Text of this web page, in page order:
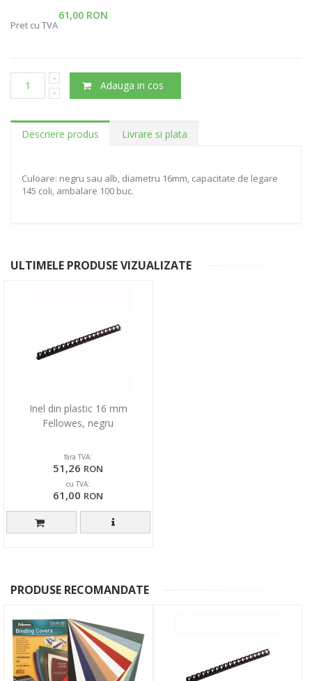
61,00 RON
Pret cu TVA
Adauga in cos
Descriere produs Livrare si plata
Culoare: negru sau alb, diametru 16mm, capacitate de legare
145 coli, ambalare 100 buc.
ULTIMELE PRODUSE VIZUALIZATE
Inel din plastic 16 mm
Fellowes, negru
fara TVA:
51,26 RON
cu TVA:
61,00 RON
PRODUSE RECOMANDATE